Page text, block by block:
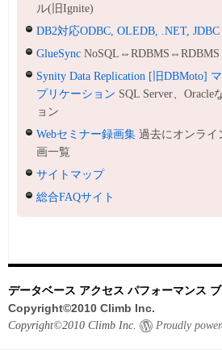
ル(旧Ignite)
DB2対応ODBC, OLEDB, .NET,
GlueSync NoSQL⇔RDBMS⇔RDBMS
Synity Data Replication [旧DBMoto]
プリケーション SQL Server、
ョン
Webセミナー録画集 過去にオンライ
画一覧
サイトマップ
総合FAQサイト
データベース アクセス パフォーマンス
Copyright©2010 Climb Inc.
Copyright©2010 Climb Inc. Proudly